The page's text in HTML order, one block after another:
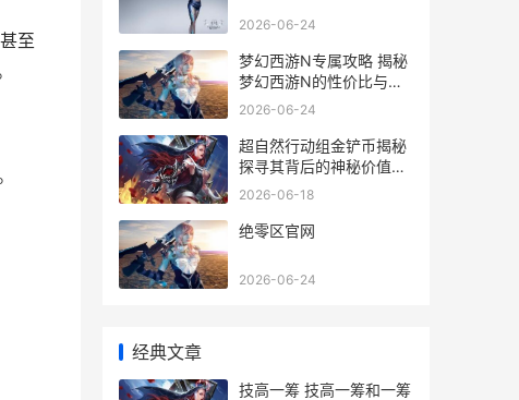
至
2026-06-24
梦幻西游N专属攻略 揭秘
梦幻西游N的性价比与购
买指南
2026-06-24
超自然行动组金铲币揭秘
探寻其背后的神秘价值与
收藏价值
2026-06-18
绝零区官网
2026-06-24
经典文章
技高一筹 技高一筹和一筹